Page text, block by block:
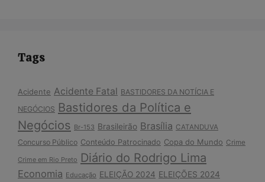
Tags
Acidente Acidente Fatal BASTIDORES DA NOTÍCIA E
NEGÓCIOS Bastidores da Política e
Negócios Br-153 Brasileirão Brasília CATANDUVA
Concurso Público Conteúdo Patrocinado Copa do Mundo Crime
Crime em Rio Preto Diário do Rodrigo Lima
Economia Educação ELEIÇÃO 2024 ELEIÇÕES 2024